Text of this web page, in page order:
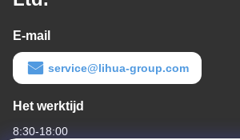
E-mail
service@lihua-group.com
Het werktijd
8:30-18:00